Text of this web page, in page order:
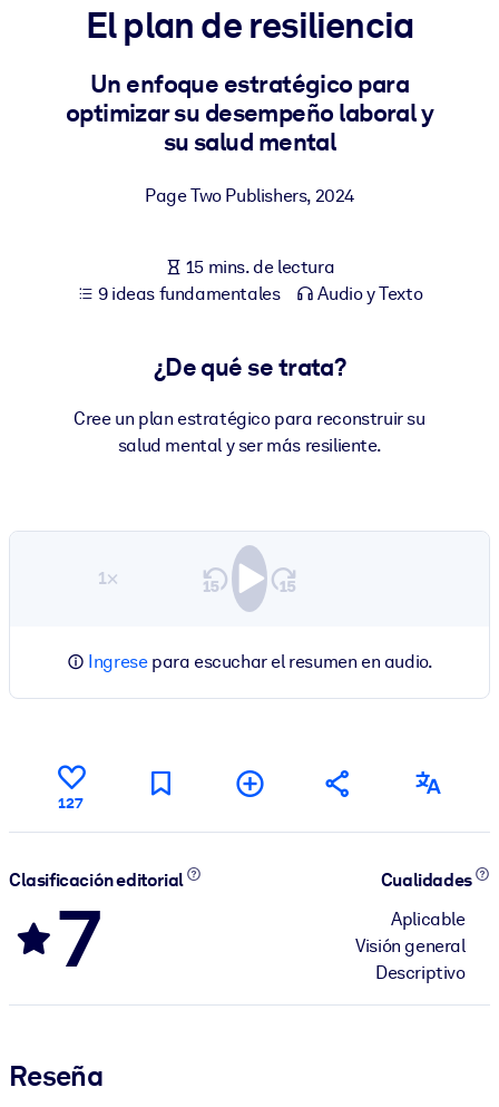
Para LMS/LXP
Integre conocimientos verificados y breves en su LMS/LXP para
obtener mejores resultados de aprendizaje.
Para sistemas de IA
El plan de resiliencia
Un enfoque estratégico para
optimizar su desempeño laboral y
su salud mental
Page Two Publishers, 2024
15 mins. de lectura
9 ideas fundamentales
Audio y Texto
¿De qué se trata?
Cree un plan estratégico para reconstruir su
salud mental y ser más resiliente.
1×
Ingresepara escuchar el resumen en audio.
127
Clasificación editorial
7
Cualidades
Aplicable
Visión general
Descriptivo
Reseña